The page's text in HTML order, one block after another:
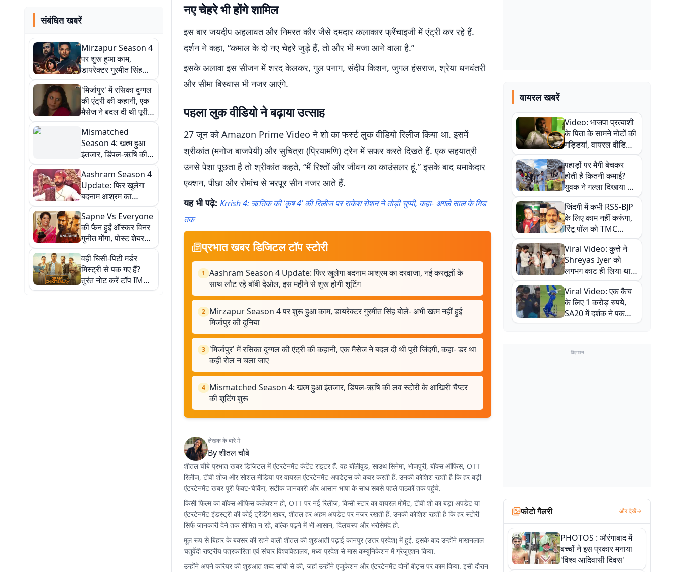
संबंधित खबरें
Mirzapur Season 4
पर शुरू हुआ काम,
डायरेक्टर गुरमीत सिंह
बोले- अभी खत्म नहीं हुई
मिर्जापुर की दुनिया
'मिर्जापुर' में रसिका दुग्गल
की एंट्री की कहानी, एक
मैसेज ने बदल दी थी पूरी
जिंदगी, कहा- डर था कहीं
रोल न चला जाए
Mismatched
Season 4: खत्म हुआ
इंतजार, डिंपल-ऋषि की
लव स्टोरी के आखिरी
चैप्टर की शूटिंग शुरू
Aashram Season 4
Update: फिर खुलेगा
बदनाम आश्रम का
दरवाजा, नई करतूतों के
साथ लौट रहे बॉबी देओल,
इस महीने से शुरू होगी
शूटिंग
Sapne Vs Everyone
की फैन हुईं ऑस्कर विनर
गुनीत मोंगा, पोस्ट शेयर
कर TVF की जमकर की
तारीफ
वही घिसी-पिटी मर्डर
मिस्ट्री से पक गए हैं?
तुरंत नोट करें टॉप IMDb
रेटिंग वाली ये 5 सीरीज,
नए चेहरे भी होंगे शामिल
इस बार जयदीप अहलावत और निमरत कौर जैसे दमदार कलाकार फ्रैंचाइजी में एंट्री कर रहे हैं.
दर्शन ने कहा, “कमाल के दो नए चेहरे जुड़े हैं, तो और भी मजा आने वाला है.”
इसके अलावा इस सीजन में शरद केलकर, गुल पनाग, संदीप किशन, जुगल हंसराज, श्रेया धनवंतरी
और सीमा बिस्वास भी नजर आएंगे.
पहला लुक वीडियो ने बढ़ाया उत्साह
27 जून को Amazon Prime Video ने शो का फर्स्ट लुक वीडियो रिलीज किया था. इसमें
श्रीकांत (मनोज बाजपेयी) और सुचित्रा (प्रियामणि) ट्रेन में सफर करते दिखते हैं. एक सहयात्री
उनसे पेशा पूछता है तो श्रीकांत कहते, “मैं रिश्तों और जीवन का काउंसलर हूं.” इसके बाद धमाकेदार
एक्शन, पीछा और रोमांच से भरपूर सीन नजर आते हैं.
यह भी पढ़े: Krrish 4: ऋतिक की ‘कृष 4’ की रिलीज पर राकेश रोशन ने तोड़ी चुप्पी, कहा- अगले साल के मिड
तक
प्रभात खबर डिजिटल टॉप स्टोरी
1 Aashram Season 4 Update: फिर खुलेगा बदनाम आश्रम का दरवाजा, नई करतूतों के
साथ लौट रहे बॉबी देओल, इस महीने से शुरू होगी शूटिंग
2 Mirzapur Season 4 पर शुरू हुआ काम, डायरेक्टर गुरमीत सिंह बोले- अभी खत्म नहीं हुई
मिर्जापुर की दुनिया
3 'मिर्जापुर' में रसिका दुग्गल की एंट्री की कहानी, एक मैसेज ने बदल दी थी पूरी जिंदगी, कहा- डर था
कहीं रोल न चला जाए
4 Mismatched Season 4: खत्म हुआ इंतजार, डिंपल-ऋषि की लव स्टोरी के आखिरी चैप्टर
की शूटिंग शुरू
लेखक के बारे में
Byशीतल चौबे
शीतल चौबे प्रभात खबर डिजिटल में एंटरटेनमेंट कंटेंट राइटर हैं. वह बॉलीवुड, साउथ सिनेमा, भोजपुरी, बॉक्स ऑफिस, OTT
रिलीज, टीवी शोज और सोशल मीडिया पर वायरल एंटरटेनमेंट अपडेट्स को कवर करती हैं. उनकी कोशिश रहती है कि हर बड़ी
एंटरटेनमेंट खबर पूरी फैक्ट-चेकिंग, सटीक जानकारी और आसान भाषा के साथ सबसे पहले पाठकों तक पहुंचे.
किसी फिल्म का बॉक्स ऑफिस कलेक्शन हो, OTT पर नई रिलीज, किसी स्टार का वायरल मोमेंट, टीवी शो का बड़ा अपडेट या
एंटरटेनमेंट इंडस्ट्री की कोई ट्रेंडिंग खबर, शीतल हर अहम अपडेट पर नजर रखती हैं. उनकी कोशिश रहती है कि हर स्टोरी
सिर्फ जानकारी देने तक सीमित न रहे, बल्कि पढ़ने में भी आसान, दिलचस्प और भरोसेमंद हो.
मूल रूप से बिहार के बक्सर की रहने वाली शीतल की शुरुआती पढ़ाई कानपुर (उत्तर प्रदेश) में हुई. इसके बाद उन्होंने माखनलाल
चतुर्वेदी राष्ट्रीय पत्रकारिता एवं संचार विश्वविद्यालय, मध्य प्रदेश से मास कम्युनिकेशन में ग्रेजुएशन किया.
उन्होंने अपने करियर की शुरुआत शब्द सांची से की, जहां उन्होंने एजुकेशन और एंटरटेनमेंट दोनों बीट्स पर काम किया. इसी दौरान
वायरल खबरें
Video: भाजपा प्रत्याशी
के पिता के सामने नोटों की
गड्डियां, वायरल वीडियो
से राजनीति में उबाल,
अजित महतो बोले- TMC
की गंदी चाल
पहाड़ों पर मैगी बेचकर
होती है कितनी कमाई?
युवक ने गल्ला दिखाया तो
नौकरी वालों के खड़े हो गए
कान
जिंदगी में कभी RSS-BJP
के लिए काम नहीं करूंगा,
रिंटू पॉल को TMC
ऑफिस में ले जाकर पीटा,
Video वायरल
Viral Video: कुत्ते ने
Shreyas Iyer को
लगभग काट ही लिया था,
न्यूजीलैंड सीरीज से पहले
बाल-बाल बचे
Viral Video: एक कैच
के लिए 1 करोड़ रुपये,
SA20 में दर्शक ने पकड़ा
एक हाथ से गजब का कैच
विज्ञापन
फोटो गैलरी और देखें
PHOTOS : औरंगाबाद में
बच्चों ने इस प्रकार मनाया
'विश्व आदिवासी दिवस'